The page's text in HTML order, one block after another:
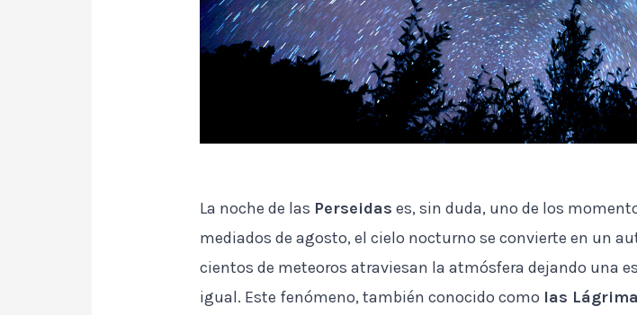
La noche de las Perseidas es, sin duda, uno de los
mediados de agosto, el cielo nocturno se convierte en un
cientos de meteoros atraviesan la atmósfera dejando una
igual. Este fenómeno, también conocido como las